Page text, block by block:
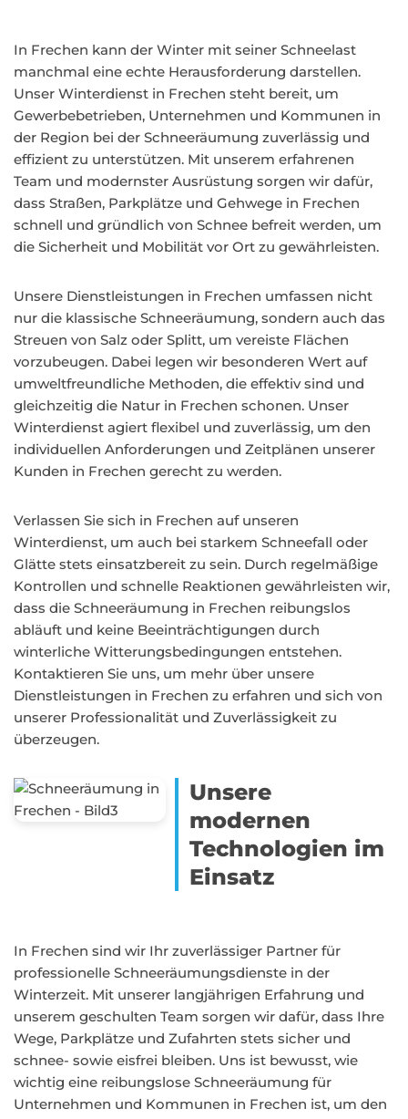
In Frechen kann der Winter mit seiner Schneelast
manchmal eine echte Herausforderung darstellen.
Unser Winterdienst in Frechen steht bereit, um
Gewerbebetrieben, Unternehmen und Kommunen in
der Region bei der Schneeräumung zuverlässig und
effizient zu unterstützen. Mit unserem erfahrenen
Team und modernster Ausrüstung sorgen wir dafür,
dass Straßen, Parkplätze und Gehwege in Frechen
schnell und gründlich von Schnee befreit werden, um
die Sicherheit und Mobilität vor Ort zu gewährleisten.
Unsere Dienstleistungen in Frechen umfassen nicht
nur die klassische Schneeräumung, sondern auch das
Streuen von Salz oder Splitt, um vereiste Flächen
vorzubeugen. Dabei legen wir besonderen Wert auf
umweltfreundliche Methoden, die effektiv sind und
gleichzeitig die Natur in Frechen schonen. Unser
Winterdienst agiert flexibel und zuverlässig, um den
individuellen Anforderungen und Zeitplänen unserer
Kunden in Frechen gerecht zu werden.
Verlassen Sie sich in Frechen auf unseren
Winterdienst, um auch bei starkem Schneefall oder
Glätte stets einsatzbereit zu sein. Durch regelmäßige
Kontrollen und schnelle Reaktionen gewährleisten wir,
dass die Schneeräumung in Frechen reibungslos
abläuft und keine Beeinträchtigungen durch
winterliche Witterungsbedingungen entstehen.
Kontaktieren Sie uns, um mehr über unsere
Dienstleistungen in Frechen zu erfahren und sich von
unserer Professionalität und Zuverlässigkeit zu
überzeugen.
Unsere
modernen
Technologien im
Einsatz
In Frechen sind wir Ihr zuverlässiger Partner für
professionelle Schneeräumungsdienste in der
Winterzeit. Mit unserer langjährigen Erfahrung und
unserem geschulten Team sorgen wir dafür, dass Ihre
Wege, Parkplätze und Zufahrten stets sicher und
schnee- sowie eisfrei bleiben. Uns ist bewusst, wie
wichtig eine reibungslose Schneeräumung für
Unternehmen und Kommunen in Frechen ist, um den